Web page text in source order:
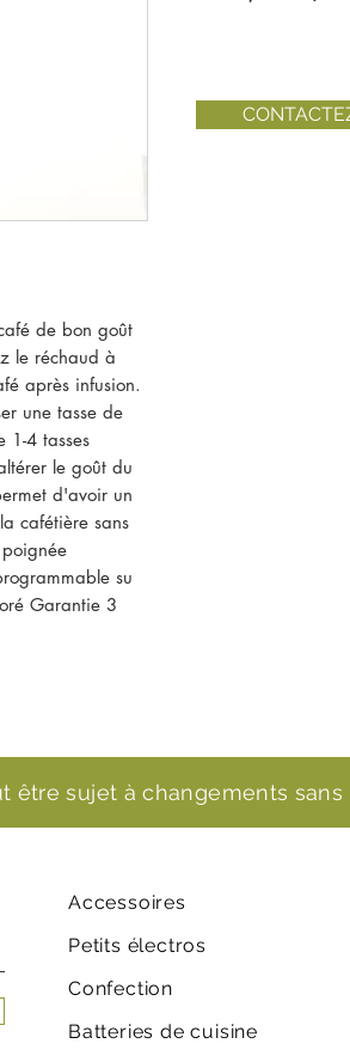
de bon goût
le réchaud à
après infusion.
une tasse de
1-4 tasses
le goût du
d'avoir un
cafétière sans
su
Garantie 3
être sujet à changements sans
Accessoires
Petits électros
Confection
Batteries de cuisine